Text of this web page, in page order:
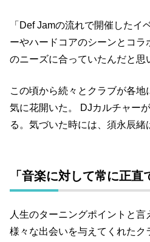
「Def Jamの流れで開催したイ
ーやハードコアのシーンとコ
のニーズに合っていたんだと思
この頃から続々とクラブが各
気に花開いた。 DJカルチャー
る。気づいた時には、須永辰緒
「音楽に対して常に正直
人生のターニングポイントと言
様々な出会いを与えてくれたク